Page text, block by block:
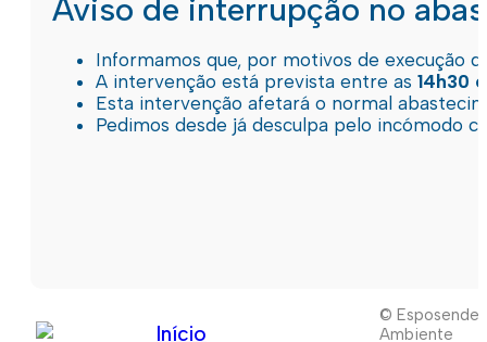
Aviso de interrupção no
Informamos que, por motivos de execução
A intervenção está prevista entre as 14h30
Esta intervenção afetará o normal
Pedimos desde já desculpa pelo incómodo
Início
© Esposende
Ambiente